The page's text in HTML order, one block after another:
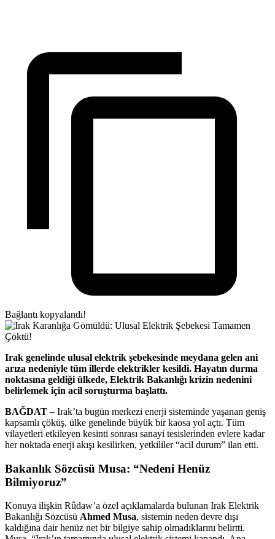
Bağlantı kopyalandı!
Irak genelinde ulusal elektrik şebekesinde meydana gelen ani
arıza nedeniyle tüm illerde elektrikler kesildi. Hayatın durma
noktasına geldiği ülkede, Elektrik Bakanlığı krizin nedenini
belirlemek için acil soruşturma başlattı.
BAĞDAT –Irak’ta bugün merkezi enerji sisteminde yaşanan geniş
kapsamlı çöküş, ülke genelinde büyük bir kaosa yol açtı. Tüm
vilayetleri etkileyen kesinti sonrası sanayi tesislerinden evlere kadar
her noktada enerji akışı kesilirken, yetkililer “acil durum” ilan etti.
Bakanlık Sözcüsü Musa: “Nedeni Henüz
Bilmiyoruz”
Konuya ilişkin Rûdaw’a özel açıklamalarda bulunan Irak Elektrik
Bakanlığı Sözcüsü Ahmed Musa, sistemin neden devre dışı
kaldığına dair henüz net bir bilgiye sahip olmadıklarını belirtti.